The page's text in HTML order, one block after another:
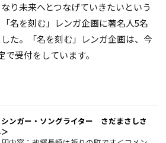
り未来へとつなげていきたいという
名を刻む」レンガ企画に著名人5名
た。「名を刻む」レンガ企画は、今
受付をしています。
シンガー・ソングライター さだまさしさ